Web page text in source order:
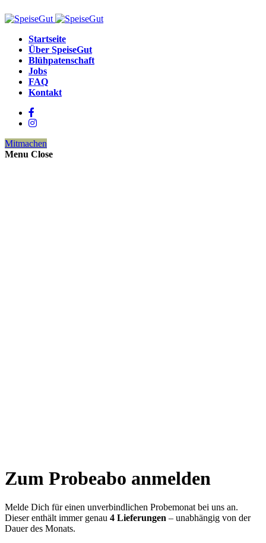
Startseite
Über SpeiseGut
Blühpatenschaft
Jobs
FAQ
Kontakt
Mitmachen
Menu Close
Zum Probeabo anmelden
Melde Dich für einen unverbindlichen Probemonat bei uns an.
Dieser enthält immer genau 4 Lieferungen – unabhängig von der
Dauer des Monats.